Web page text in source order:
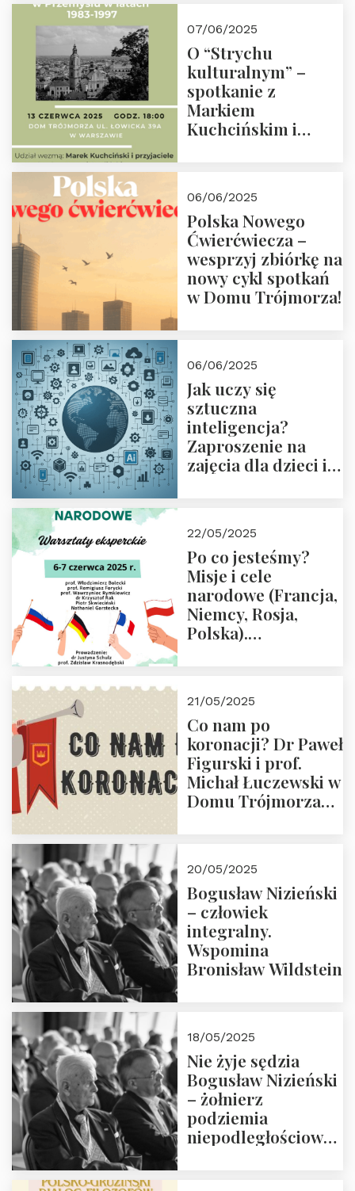
07/06/2025
O “Strychu
kulturalnym” –
spotkanie z
Markiem
Kuchcińskim i
18:00
06/06/2025
Polska Nowego
Ćwierćwiecza –
wesprzyj zbiórkę na
nowy cykl spotkań
w Domu Trójmorza!
06/06/2025
Jak uczy się
sztuczna
inteligencja?
Zaproszenie na
zajęcia dla dzieci i
22/05/2025
Po co jesteśmy?
Misje i cele
narodowe (Francja,
Niemcy, Rosja,
Polska).
Zapraszamy do
zapisów.
21/05/2025
Co nam po
koronacji? Dr Paweł
Figurski i prof.
Michał Łuczewski w
Domu Trójmorza
20/05/2025
Bogusław Nizieński
– człowiek
integralny.
Wspomina
Bronisław Wildstein
18/05/2025
Nie żyje sędzia
Bogusław Nizieński
– żołnierz
podziemia
niepodległościowego